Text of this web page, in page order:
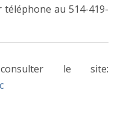
au 514-419-
le site: